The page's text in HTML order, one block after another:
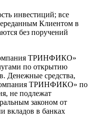
инвестиций; все
Клиентом в
без поручений
ТРИНФИКО»
по открытию
Денежные средства,
ТРИНФИКО» по
не подлежат
законом от
вкладов в банках